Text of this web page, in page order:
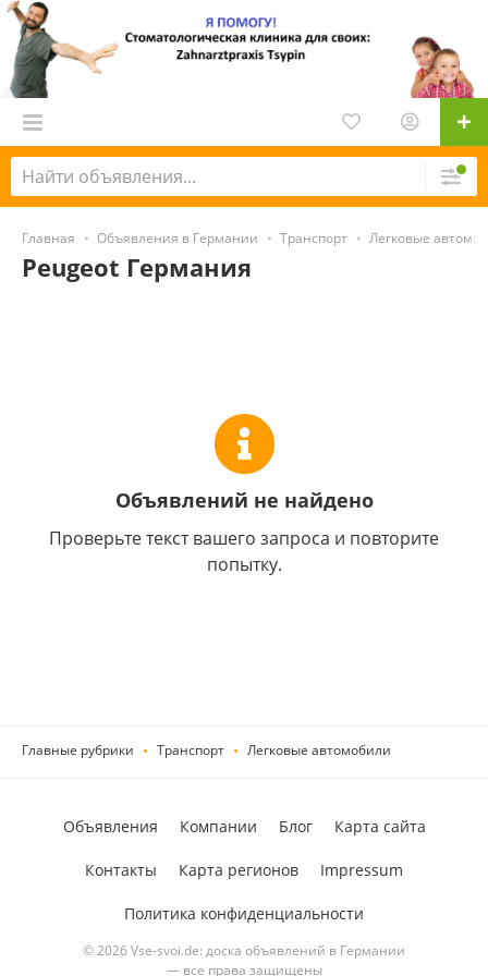
Главная Объявления в Германии Транспорт Легковые
Peugeot Германия
Объявлений не найдено
Проверьте текст вашего запроса и повторите
попытку.
Главные рубрики Транспорт Легковые автомобили
© 2026 Vse-svoi.de: доска объявлений в Германии
— все права защищены
Объявления Компании Блог Карта сайта
Контакты Карта регионов Impressum
Политика конфиденциальности